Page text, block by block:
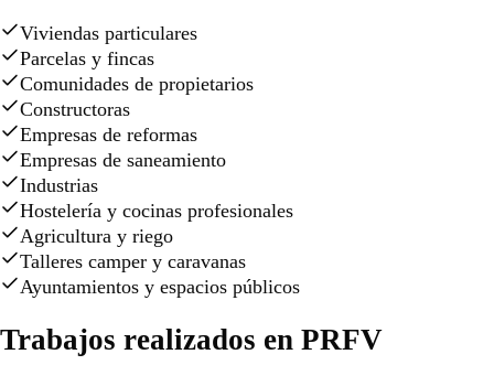
Viviendas particulares
Parcelas y fincas
Comunidades de propietarios
Constructoras
Empresas de reformas
Empresas de saneamiento
Industrias
Hostelería y cocinas profesionales
Agricultura y riego
Talleres camper y caravanas
Ayuntamientos y espacios públicos
Trabajos realizados en PRFV